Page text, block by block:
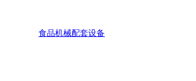
食品机械配套设备